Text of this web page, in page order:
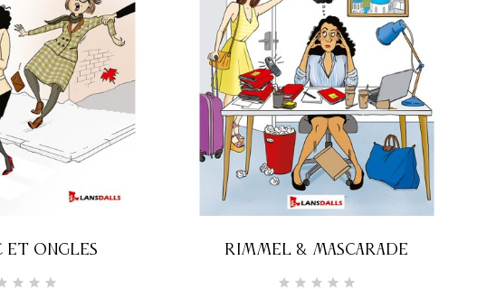
ET ONGLES RIMMEL & MASCARADE